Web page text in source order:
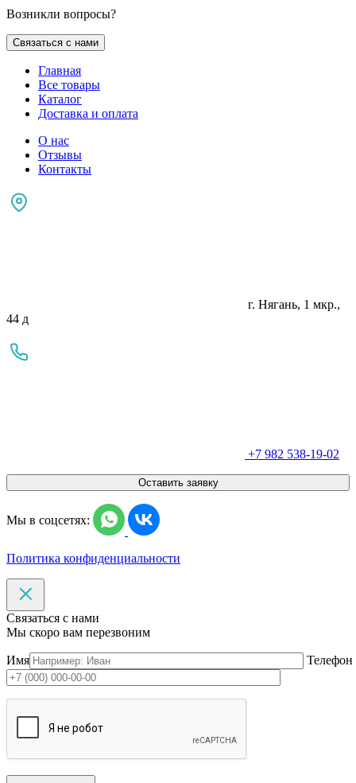
Возникли вопросы?
Связаться с нами
Главная
Все товары
Каталог
Доставка и оплата
О нас
Отзывы
Контакты
г. Нягань, 1 мкр.,
44 д
+7 982 538-19-02
Оставить заявку
Мы в соцсетях:
Политика конфиденциальности
Связаться с нами
Мы скоро вам перезвоним
Имя Телефон